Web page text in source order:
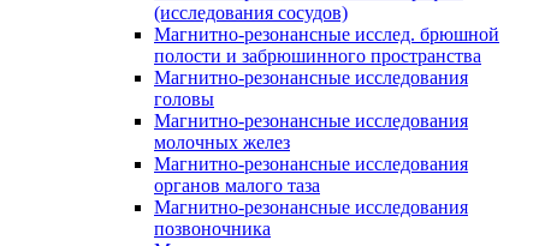
(исследования сосудов)
Магнитно-резонансные исслед. брюшной
полости и забрюшинного пространства
Магнитно-резонансные исследования
головы
Магнитно-резонансные исследования
молочных желез
Магнитно-резонансные исследования
органов малого таза
Магнитно-резонансные исследования
позвоночника